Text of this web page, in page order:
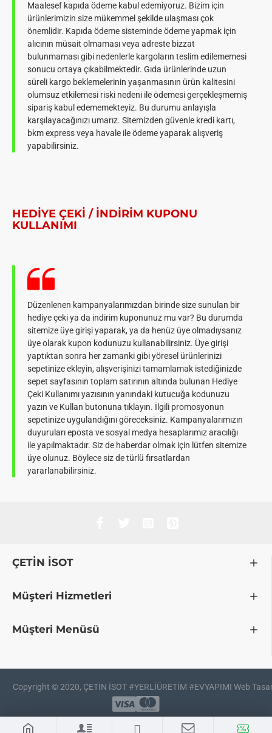
Maalesef kapıda ödeme kabul edemiyoruz. Bizim için
ürünlerimizin size mükemmel şekilde ulaşması çok
önemlidir. Kapıda ödeme sisteminde ödeme yapmak için
alıcının müsait olmaması veya adreste bizzat
bulunmaması gibi nedenlerle kargoların teslim edilememesi
sonucu ortaya çıkabilmektedir. Gıda ürünlerinde uzun
süreli kargo beklemelerinin yaşanmasının ürün kalitesini
olumsuz etkilemesi riski nedeni ile ödemesi gerçekleşmemiş
sipariş kabul edememekteyiz. Bu durumu anlayışla
karşılayacağınızı umarız. Sitemizden güvenle kredi kartı,
bkm express veya havale ile ödeme yaparak alışveriş
yapabilirsiniz.
HEDIYE ÇEKI / INDIRIM KUPONU
KULLANIMI
Düzenlenen kampanyalarımızdan birinde size sunulan bir
hediye çeki ya da indirim kuponunuz mu var? Bu durumda
sitemize üye girişi yaparak, ya da henüz üye olmadıysanız
üye olarak kupon kodunuzu kullanabilirsiniz. Üye girişi
yaptıktan sonra her zamanki gibi yöresel ürünlerinizi
sepetinize ekleyin, alışverişinizi tamamlamak istediğinizde
sepet sayfasının toplam satırının altında bulunan Hediye
Çeki Kullanımı yazısının yanındaki kutucuğa kodunuzu
yazın ve Kullan butonuna tıklayın. İlgili promosyonun
sepetinize uygulandığını göreceksiniz. Kampanyalarımızın
duyuruları eposta ve sosyal medya hesaplarımız aracılığı
ile yapılmaktadır. Siz de haberdar olmak için lütfen sitemize
üye olunuz. Böylece siz de türlü fırsatlardan
yararlanabilirsiniz.
ÇETİN İSOT
Müşteri Hizmetleri
Müşteri Menüsü
Copyright © 2020, ÇETİN İSOT #YERLİÜRETİM #EVYAPIMI Web